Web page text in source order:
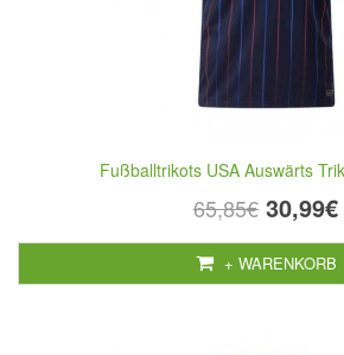
Fußballtrikots USA Auswärts
65,85€ 30,99€
+ WARENKORB